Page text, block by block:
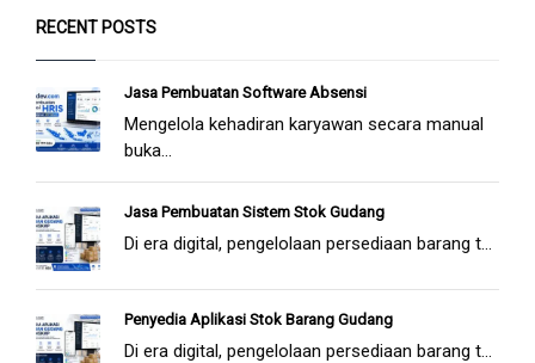
RECENT POSTS
Jasa Pembuatan Software Absensi
Mengelola kehadiran karyawan secara manual
buka...
Jasa Pembuatan Sistem Stok Gudang
Di era digital, pengelolaan persediaan barang t...
Penyedia Aplikasi Stok Barang Gudang
Di era digital, pengelolaan persediaan barang t...